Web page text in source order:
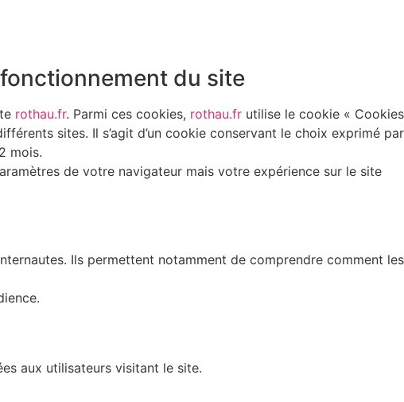
du site
rothau.fr. Parmi ces cookies, rothau.fr utilise le cookie « Cookies
sites. Il s’agit d’un cookie conservant le choix exprimé par
mois.
de votre navigateur mais votre expérience sur le site
Ils permettent notamment de comprendre comment les
aux utilisateurs visitant le site.